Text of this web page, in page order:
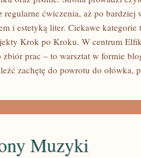
regularne ćwiczenia, aż po bardziej
i estetyką liter. Ciekawe
Krok po Kroku. W centrum
prac – to warsztat w formie
zachętę do powrotu do ołówka,
Muzyki